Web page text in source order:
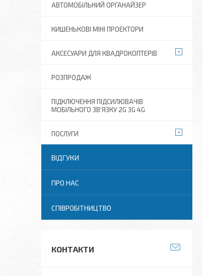
АВТОМОБІЛЬНИЙ ОРГАНАЙЗЕР
КИШЕНЬКОВІ МІНІ ПРОЕКТОРИ
АКСЕСУАРИ ДЛЯ КВАДРОКОПТЕРІВ
РОЗПРОДАЖ
ПІДКЛЮЧЕННЯ ПІДСИЛЮВАЧІВ
МОБІЛЬНОГО ЗВ'ЯЗКУ 2G 3G 4G
ПОСЛУГИ
ВІДГУКИ
ПРО НАС
СПІВРОБІТНИЦТВО
КОНТАКТИ